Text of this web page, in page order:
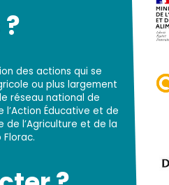
des actions qui se
ou plus largement
réseau national de
Éducative et de
de l’Agriculture et de la